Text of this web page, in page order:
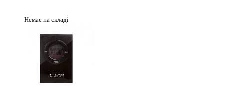
Немає на складі